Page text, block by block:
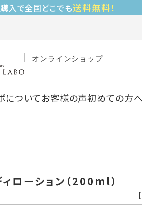
入で全国どこでも送料無料！
オンラインショップ
についてお客様の声初めての方へ
ローション（200ml）
[